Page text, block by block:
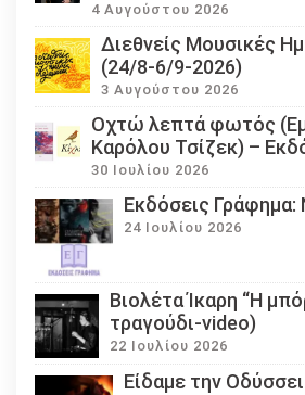
4 Αυγούστου 2026
Διεθνείς Μουσικές
(24/8-6/9-2026)
3 Αυγούστου 2026
Οχτώ λεπτά φωτός
Καρόλου Τσίζεκ) –
30 Ιουλίου 2026
Εκδόσεις Γράφημα:
24 Ιουλίου 2026
Βιολέτα Ίκαρη “Η
τραγούδι-video)
22 Ιουλίου 2026
Eίδαμε την